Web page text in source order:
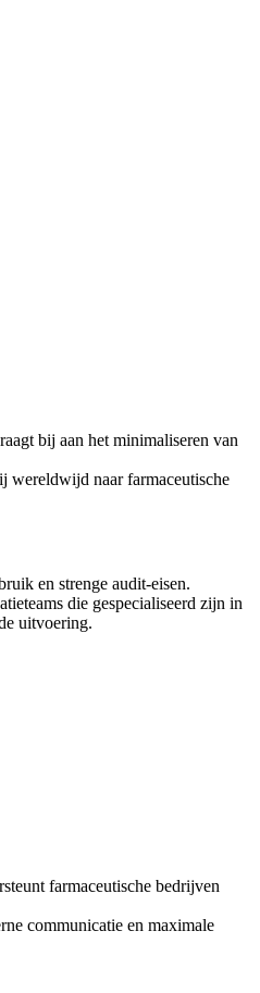
bij aan het minimaliseren van
wereldwijd naar farmaceutische
en strenge audit-eisen.
die gespecialiseerd zijn in
uitvoering.
farmaceutische bedrijven
communicatie en maximale